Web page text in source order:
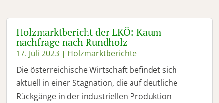
Holzmarktbericht der LKÖ: Kaum
nachfrage nach Rundholz
17. Juli 2023 | Holzmarktberichte
Die österreichische Wirtschaft befindet sich
aktuell in einer Stagnation, die auf deutliche
Rückgänge in der industriellen Produktion